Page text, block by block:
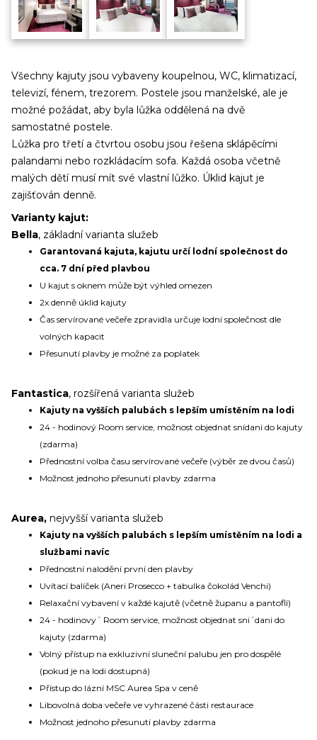
Všechny kajuty jsou vybaveny koupelnou, WC, klimatizací,
televizí, fénem, trezorem. Postele jsou manželské, ale je
možné požádat, aby byla lůžka oddělená na dvě
samostatné postele.
Lůžka pro třetí a čtvrtou osobu jsou řešena sklápěcími
palandami nebo rozkládacím sofa. Každá osoba včetně
malých dětí musí mít své vlastní lůžko. Úklid kajut je
zajišťován denně.
Varianty kajut:
Bella, základní varianta služeb
Garantovaná kajuta, kajutu určí lodní společnost do
cca. 7 dní před plavbou
U kajut s oknem může být výhled omezen
2x denně úklid kajuty
Čas servírované večeře zpravidla určuje lodní společnost dle
volných kapacit
Přesunutí plavby je možné za poplatek
Fantastica, rozšířená varianta služeb
Kajuty na vyšších palubách s lepším umístěním na lodi
24 - hodinový Room service, možnost objednat snídani do kajuty
(zdarma)
Přednostní volba času servírované večeře (výběr ze dvou časů)
Možnost jednoho přesunutí plavby zdarma
Aurea, nejvyšší varianta služeb
Kajuty na vyšších palubách s lepším umístěním na lodi a
službami navíc
Přednostní nalodění první den plavby
Uvítací balíček (Aneri Prosecco + tabulka čokolád Venchi)
Relaxační vybavení v každé kajutě (včetně županu a pantoflí)
24 - hodinovy´ Room service, možnost objednat sni´dani do
kajuty (zdarma)
Volný přístup na exkluzivní sluneční palubu jen pro dospělé
(pokud je na lodi dostupná)
Přístup do lázní MSC Aurea Spa v ceně
Libovolná doba večeře ve vyhrazené části restaurace
Možnost jednoho přesunutí plavby zdarma